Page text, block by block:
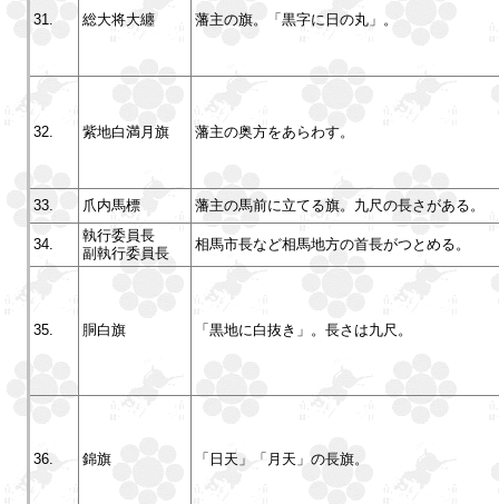
31. 総大将大纏 藩主の旗。「黒字に日の丸」。
32. 紫地白満月旗 藩主の奥方をあらわす。
33. 爪内馬標 藩主の馬前に立てる旗。九尺の長さがある。
34.
執行委員長
副執行委員長
相馬市長など相馬地方の首長がつとめる。
35. 胴白旗 「黒地に白抜き」。長さは九尺。
36. 錦旗 「日天」「月天」の長旗。